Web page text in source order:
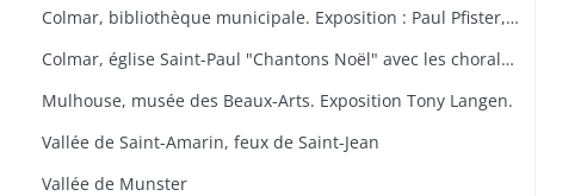
Colmar, bibliothèque municipale. Exposition : Paul Pfister, ex-libris e travaux littéraires.
Colmar, église Saint-Paul "Chantons Noël" avec les chorales "A Cœur Joie" de Colmar, la cantilene, la chanterie de l'école nationale de musique et les chorales scolaires d'Ingersheim.
Mulhouse, musée des Beaux-Arts. Exposition Tony Langen.
Vallée de Saint-Amarin, feux de Saint-Jean
Vallée de Munster